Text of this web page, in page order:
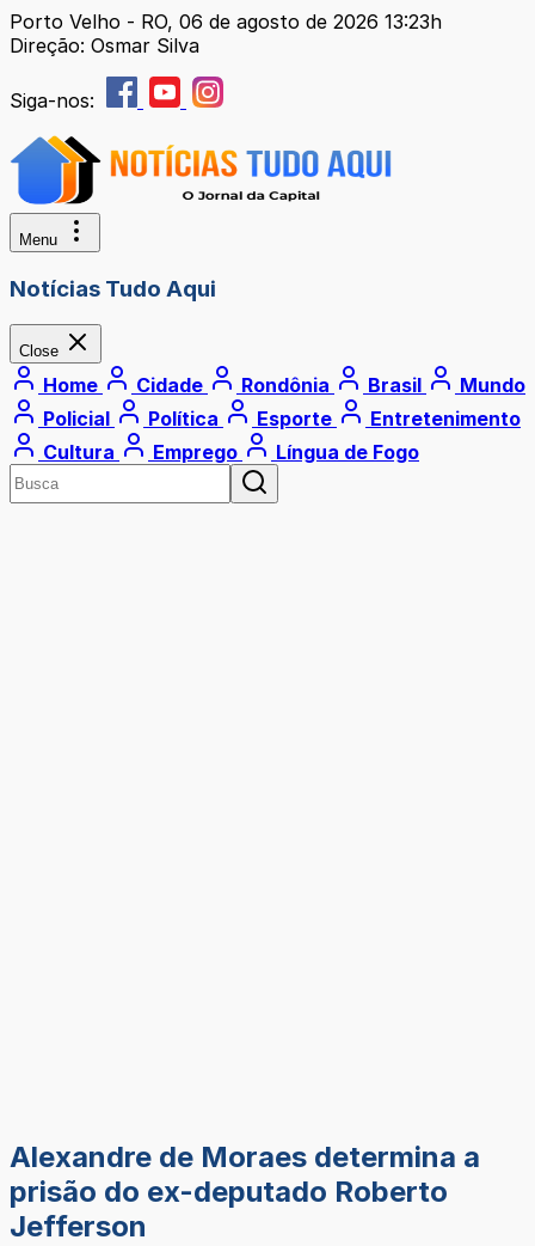
Porto Velho - RO, 06 de agosto de 2026 13:23h
Direção: Osmar Silva
Siga-nos:
Menu
Notícias Tudo Aqui
Close
Home Cidade Rondônia Brasil
Mundo
Policial
Política Esporte
Entretenimento
Cultura
Emprego Língua de Fogo
Alexandre de Moraes determina a
prisão do ex-deputado Roberto
Jefferson